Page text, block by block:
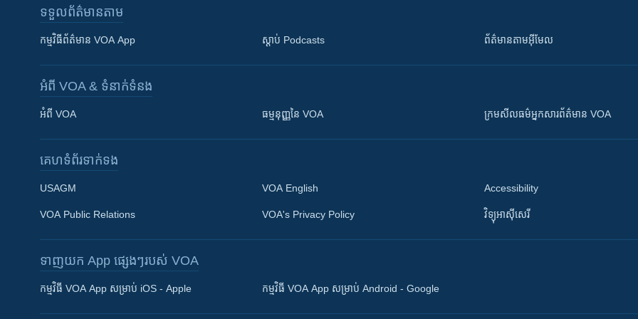
Khmer English
ទទួល​ព័ត៌មាន​តាម
កម្មវិធី​ព័ត៌មាន VOA App ស្តាប់ Podcasts ព័ត៌មាន​តាម​អ៊ីមែល
អំពី​ VOA & ទំនាក់ទំនង
អំពី​ VOA ធម្មនុញ្ញ​នៃ VOA ក្រម​​​សីលធម៌​​​អ្នក​​​សារព័ត៌មាន VOA
គេហទំព័រ​​ទាក់ទង
USAGM
VOA Public Relations
VOA English
VOA's Privacy Policy
Accessibility
វិទ្យុ​អាស៊ី​សេរី
ទាញយក​ App ផ្សេងៗ​របស់​ VOA
កម្មវិធី​ VOA App សម្រាប់ iOS - Apple កម្មវិធី​ VOA App សម្រាប់ Android - Google